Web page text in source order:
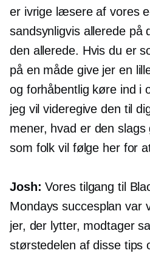
er ivrige læsere af vores
sandsynligvis allerede på
den allerede. Hvis du er
på en måde give jer en
og forhåbentlig køre ind i
jeg vil videregive den til
mener, hvad er den
som folk vil følge her for
Josh: Vores tilgang til
Mondays succesplan var
jer, der lytter, modtager
størstedelen af ​​disse